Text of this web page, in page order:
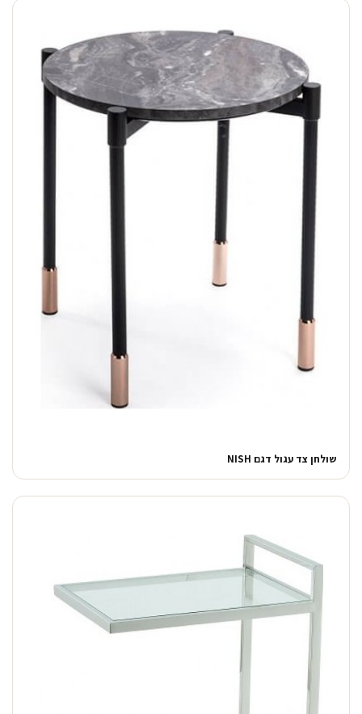
שולחן צד עגול דגם NISH